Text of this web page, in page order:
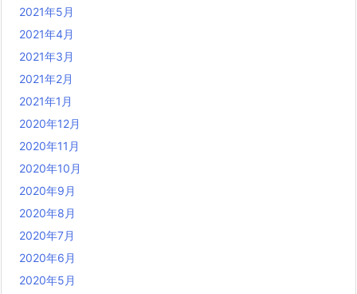
2021年5月
2021年4月
2021年3月
2021年2月
2021年1月
2020年12月
2020年11月
2020年10月
2020年9月
2020年8月
2020年7月
2020年6月
2020年5月